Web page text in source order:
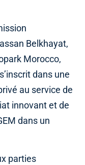
Belkhayat,
Morocco,
dans une
au service de
innovant et de
dans un
parties